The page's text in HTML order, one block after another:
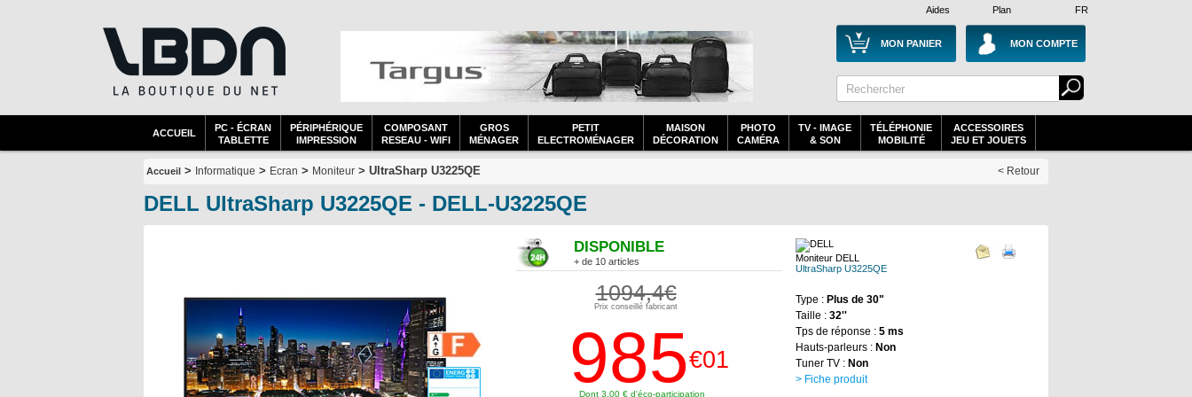
Plan
Aides FR
MON PANIER MON COMPTE
ACCUEIL
PC - ÉCRAN
TABLETTE
PÉRIPHÉRIQUE
IMPRESSION
COMPOSANT
RESEAU - WIFI
GROS
MÉNAGER
PETIT
ELECTROMÉNAGER
MAISON
DÉCORATION
PHOTO
CAMÉRA
TV - IMAGE
& SON
TÉLÉPHONIE
MOBILITÉ
ACCESSOIRES
JEU ET JOUETS
Accueil > Informatique > Ecran > Moniteur > UltraSharp U3225QE < Retour
DELL UltraSharp U3225QE - DELL-U3225QE
DISPONIBLE
+ de 10 articles
1094,4€
Prix conseillé fabricant
985€01
Dont 3,00 € d'éco-participation
Moniteur DELL
UltraSharp U3225QE
Type : Plus de 30"
Taille : 32''
Tps de réponse : 5 ms
Hauts-parleurs : Non
Tuner TV : Non
> Fiche produit